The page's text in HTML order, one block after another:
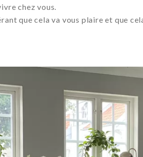
chez vous.
que cela va vous plaire et que